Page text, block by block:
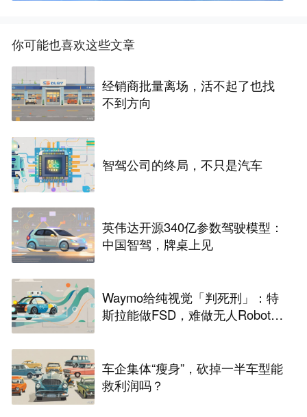
你可能也喜欢这些文章
经销商批量离场，活不起了也找
不到方向
智驾公司的终局，不只是汽车
英伟达开源340亿参数驾驶模型：
中国智驾，牌桌上见
Waymo给纯视觉「判死刑」：特
斯拉能做FSD，难做无人Robota
车企集体“瘦身”，砍掉一半车型能
救利润吗？